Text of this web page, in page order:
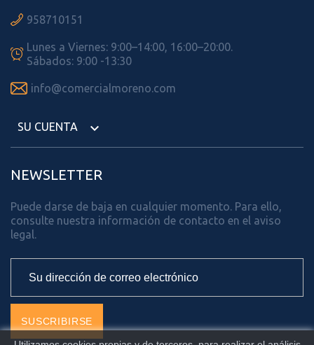
 958710151

Lunes a Viernes: 9:00–14:00, 16:00–20:00.
Sábados: 9:00 -13:30
 info@comercialmoreno.com
SU CUENTA 
NEWSLETTER
Puede darse de baja en cualquier momento. Para ello,
consulte nuestra información de contacto en el aviso
legal.